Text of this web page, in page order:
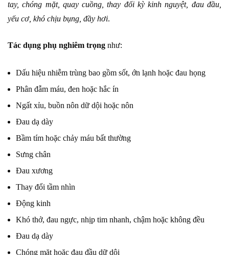
tay, chóng mặt, quay cuồng, thay đổi kỳ kinh nguyệt, đau đầu,
yếu cơ, khó chịu bụng, đầy hơi.
Tác dụng phụ nghiêm trọng như:
Dấu hiệu nhiễm trùng bao gồm sốt, ớn lạnh hoặc đau họng
Phân đẫm máu, đen hoặc hắc ín
Ngất xỉu, buồn nôn dữ dội hoặc nôn
Đau dạ dày
Bầm tím hoặc chảy máu bất thường
Sưng chân
Đau xương
Thay đổi tầm nhìn
Động kinh
Khó thở, đau ngực, nhịp tim nhanh, chậm hoặc không đều
Đau dạ dày
Chóng mặt hoặc đau đầu dữ dội